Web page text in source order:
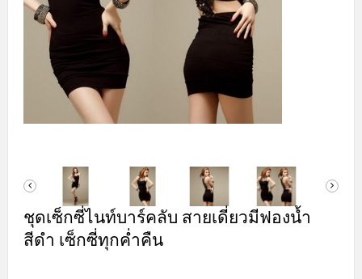
ชุดเซ็กซี่ไนท์บาร์คลับ สายเดี่ยวมีฟองน้ำ
สีดำ เซ็กซี่ทุกค่ำคืน